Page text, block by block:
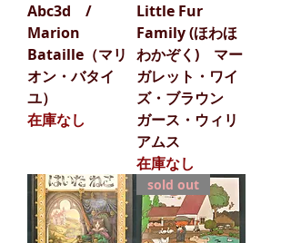
Abc3d /
Marion
Bataille（マリ
オン・バタイ
ユ）
在庫なし
Little Fur
Family (ほわほ
わかぞく) マー
ガレット・ワイ
ズ・ブラウン
ガース・ウィリ
アムス
在庫なし
sold out